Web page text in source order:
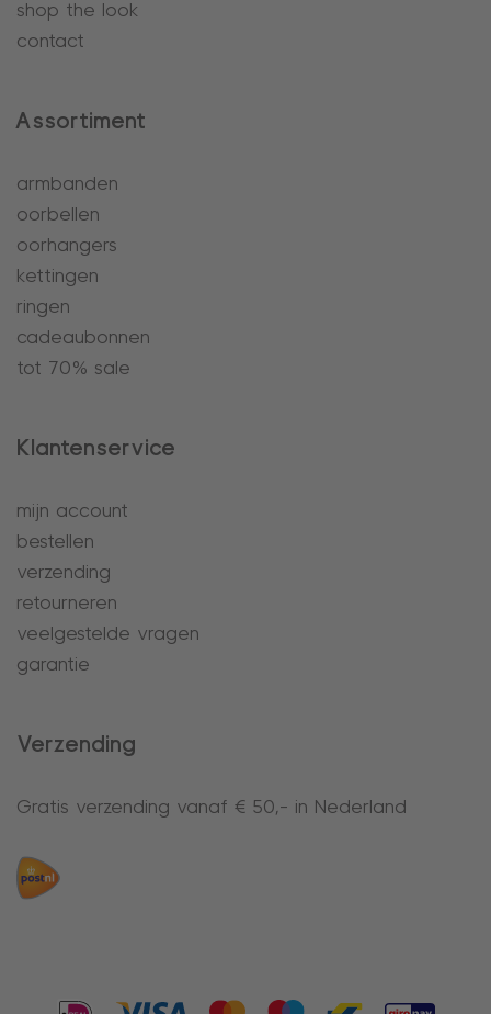
shop the look
contact
Assortiment
armbanden
oorbellen
oorhangers
kettingen
ringen
cadeaubonnen
tot 70% sale
Klantenservice
mijn account
bestellen
verzending
retourneren
veelgestelde vragen
garantie
Verzending
Gratis verzending vanaf € 50,- in Nederland